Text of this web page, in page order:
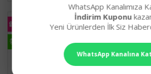
WhatsApp Kanalımıza
İndirim Kuponu
Yeni Ürünlerden İlk Siz
WhatsApp Kanalına